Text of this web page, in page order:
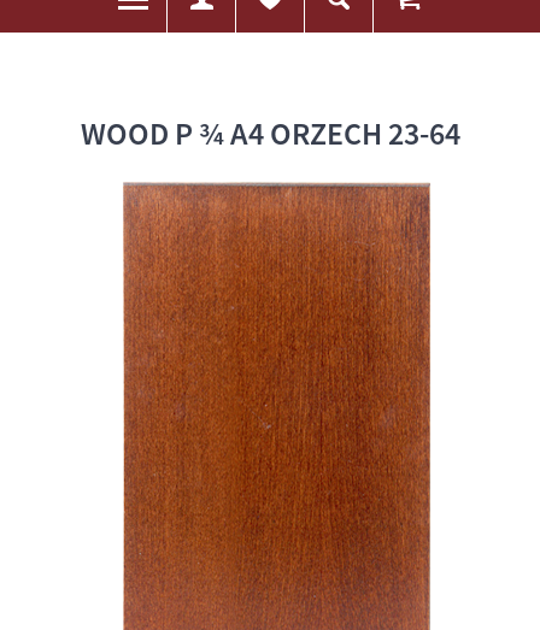
WOOD P ¾ A4 ORZECH 23-64